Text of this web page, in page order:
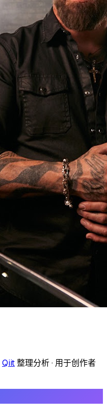
Qiit整理分析 · 用于创作者